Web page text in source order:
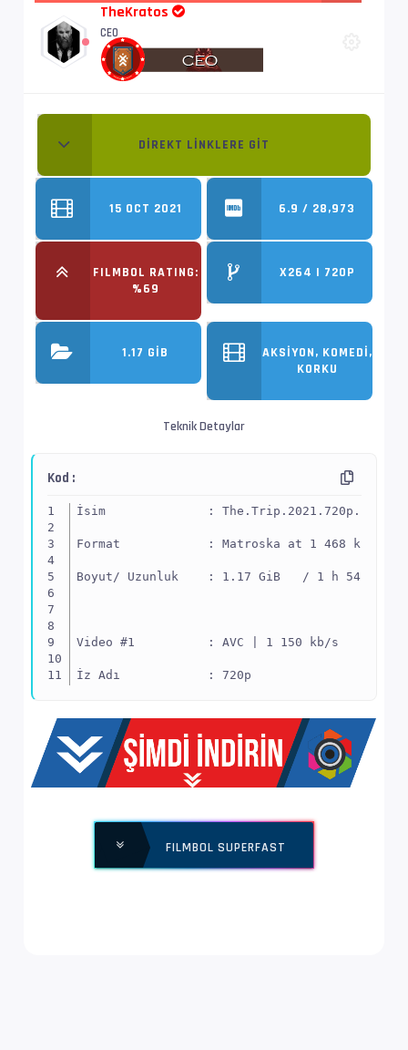
TheKratos
CEO
DIREKT LINKLERE GIT
15 OCT 2021 6.9 / 28,973
FILMBOL RATING:
%69
X264 | 720P
1.17 GIB
AKSIYON, KOMEDI,
KORKU
Teknik Detaylar
Kod :
İsim              :
Format            : Matroska at 1 468 kb/s
Boyut/ Uzunluk    : 1.17 GiB   / 1 h 54 min
Video #1          : AVC | 1 150 kb/s
İz Adı            : 720p
Yapı              : V_MPEG4/ISO/AVC ->
Ses Profili       : Dolby Digital
İz Adı            : Türkçe | www.filmbol.org
FILMBOL SUPERFAST